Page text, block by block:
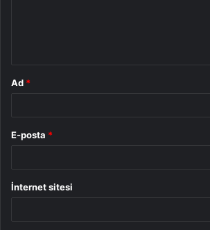
Ad *
E-posta *
İnternet sitesi